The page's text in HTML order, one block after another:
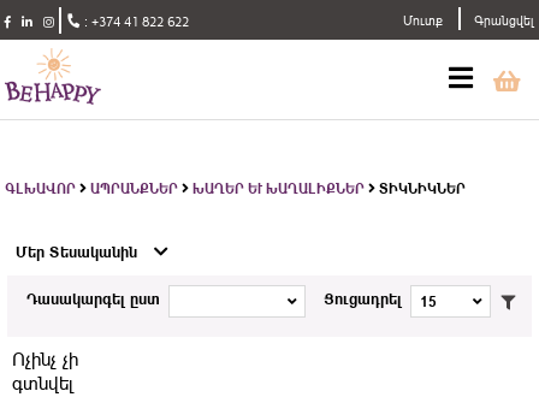
:+374 41 822 622 Մուտք Գրանցվել
ԳԼԽԱՎՈՐ ԱՊՐԱՆՔՆԵՐ ԽԱՂԵՐ ԵՒ ԽԱՂԱԼԻՔՆԵՐ ՏԻԿՆԻԿՆԵՐ
Մեր Տեսականին
Դասակարգել ըստ Ցուցադրել 15
Ոչինչ չի
գտնվել